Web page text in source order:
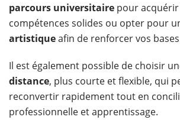
parcours universitaire pour acquérir
compétences solides ou opter pour
artistiqueafin de renforcer vos
Il est également possible de choisir
distance, plus courte et flexible, qui
reconvertir rapidement tout en
professionnelle et apprentissage.